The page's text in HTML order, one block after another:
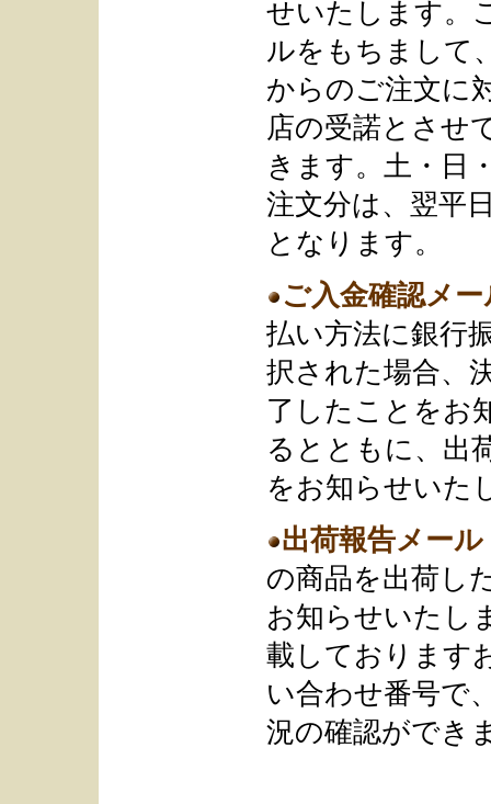
せいたします。
ルをもちまして
からのご注文に
店の受諾とさせ
きます。土・日
注文分は、翌平
となります。
ご入金確認メー
払い方法に銀行
択された場合、
了したことをお
るとともに、出
をお知らせいた
出荷報告メール
の商品を出荷し
お知らせいたし
載しております
い合わせ番号で
況の確認ができ